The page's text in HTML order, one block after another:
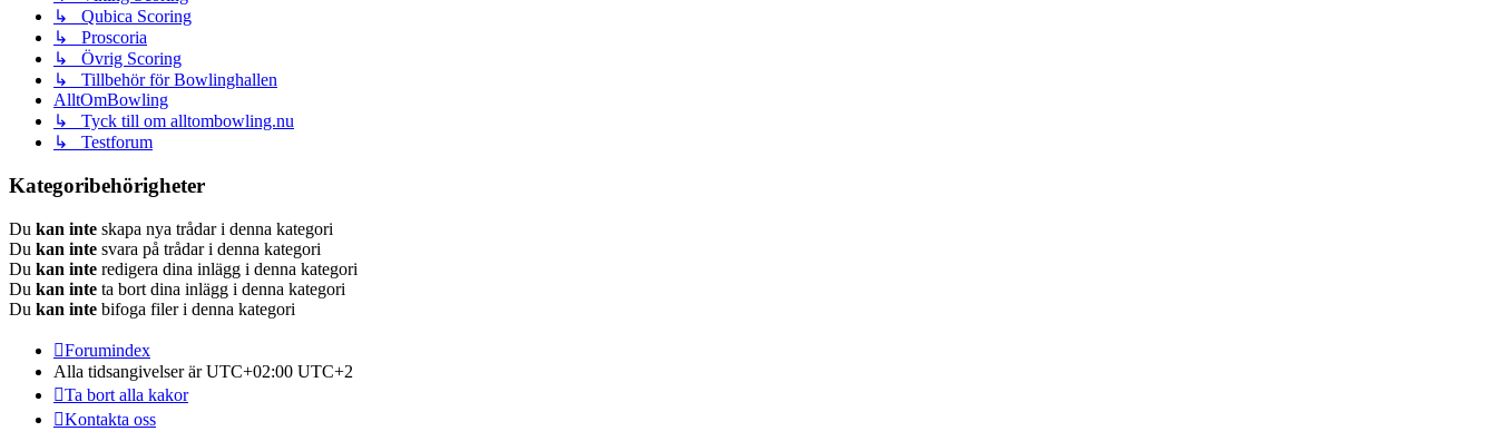
↳ Qubica Scoring
↳ Proscoria
↳ Övrig Scoring
↳ Tillbehör för Bowlinghallen
AlltOmBowling
↳ Tyck till om alltombowling.nu
↳ Testforum
Kategoribehörigheter
Du kan inte skapa nya trådar i denna kategori
Du kan inte svara på trådar i denna kategori
Du kan inte redigera dina inlägg i denna kategori
Du kan inte ta bort dina inlägg i denna kategori
Du kan inte bifoga filer i denna kategori
Forumindex
Alla tidsangivelser är UTC+02:00 UTC+2
Ta bort alla kakor
Kontakta oss